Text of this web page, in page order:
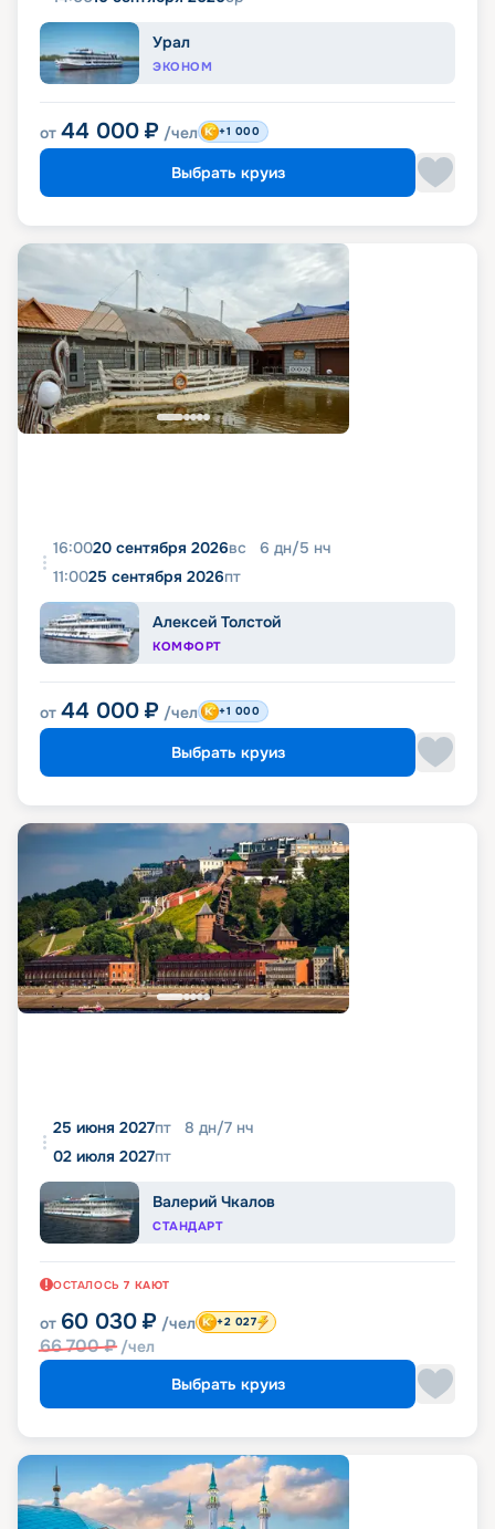
Урал
ЭКОНОМ
от 44 000 ₽ /чел +1 000
Выбрать круиз
16:0020 сентября 2026вс 6 дн/5 нч
11:0025 сентября 2026пт
Алексей Толстой
КОМФОРТ
от 44 000 ₽ /чел +1 000
Выбрать круиз
25 июня 2027пт 8 дн/7 нч
02 июля 2027пт
Валерий Чкалов
СТАНДАРТ
ОСТАЛОСЬ 7 КАЮТ
от 60 030 ₽ /чел
66 700₽ /чел
+2 027
Выбрать круиз